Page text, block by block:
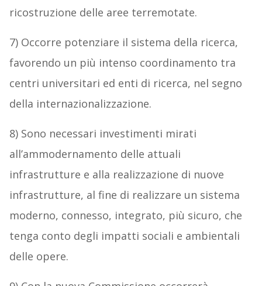
ricostruzione delle aree terremotate.
7) Occorre potenziare il sistema della ricerca,
favorendo un più intenso coordinamento tra
centri universitari ed enti di ricerca, nel segno
della internazionalizzazione.
8) Sono necessari investimenti mirati
all’ammodernamento delle attuali
infrastrutture e alla realizzazione di nuove
infrastrutture, al fine di realizzare un sistema
moderno, connesso, integrato, più sicuro, che
tenga conto degli impatti sociali e ambientali
delle opere.